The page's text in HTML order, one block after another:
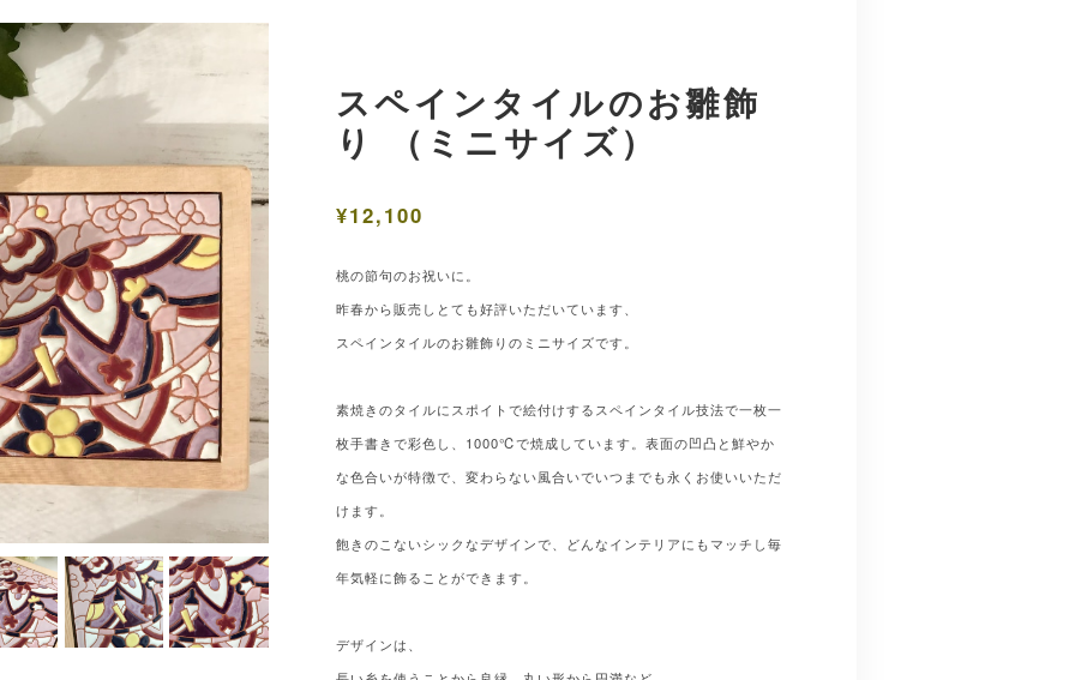
スペインタイルのお雛飾
り （ミニサイズ）
¥12,100
桃の節句のお祝いに。
昨春から販売しとても好評いただいています、
スペインタイルのお雛飾りのミニサイズです。
素焼きのタイルにスポイトで絵付けするスペインタイル技法で一枚一
枚手書きで彩色し、1000℃で焼成しています。表面の凹凸と鮮やか
な色合いが特徴で、変わらない風合いでいつまでも永くお使いいただ
けます。
飽きのこないシックなデザインで、どんなインテリアにもマッチし毎
年気軽に飾ることができます。
デザインは、